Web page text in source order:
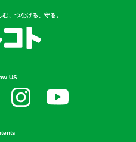
、つなげる、守る。
US